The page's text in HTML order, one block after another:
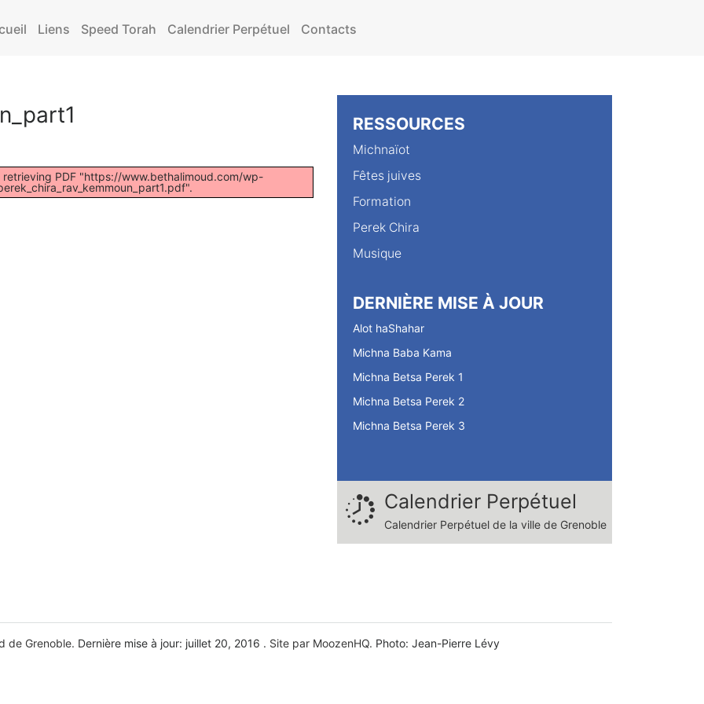
Liens Speed Torah Calendrier Perpétuel Contacts
PDF "https://www.bethalimoud.com/wp-
RESSOURCES
Michnaïot
Fêtes juives
Formation
Perek Chira
Musique
DERNIÈRE MISE À JOUR
Alot haShahar
Michna Baba Kama
Michna Betsa Perek 1
Michna Betsa Perek 2
Michna Betsa Perek 3
Calendrier Perpétuel
Calendrier Perpétuel de la ville de Grenoble
de Grenoble. Dernière mise à jour: juillet 20, 2016 . Site par MoozenHQ. Photo: Jean-Pierre Lévy